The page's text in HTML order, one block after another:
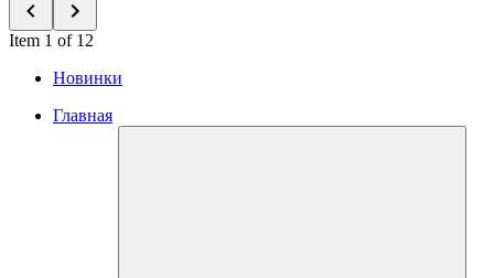
Item 1 of 12
Новинки
Главная